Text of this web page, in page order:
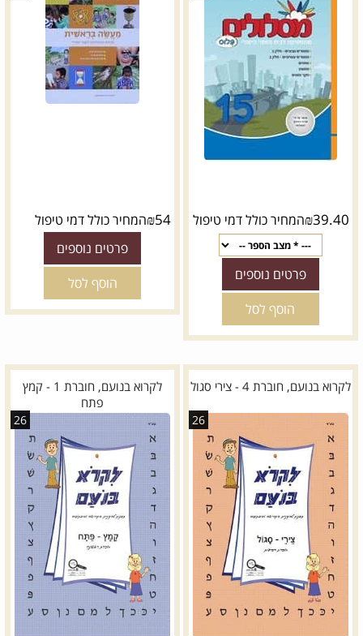
₪39.40 המחיר כולל דמי טיפול
פרטים נוספים
הוסף לסל
₪54 המחיר כולל דמי טיפול
פרטים נוספים
הוסף לסל
לקרוא בנועם, חוברת 4 - צירי סגול
26
לקרוא בנועם, חוברת 1 - קמץ
פתח
26